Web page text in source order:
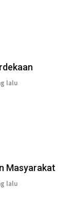
lalu
Masyarakat
lalu